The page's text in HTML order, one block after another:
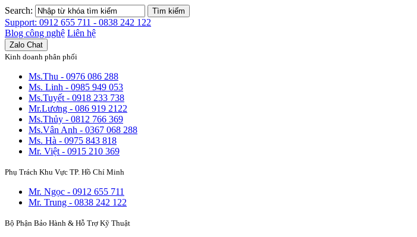
Search: Tìm kiếm
Support: 0912 655 711 - 0838 242 122
Blog công nghệ Liên hệ
Zalo Chat
Kinh doanh phân phối
Ms.Thu - 0976 086 288
Ms. Linh - 0985 949 053
Ms.Tuyết - 0918 233 738
Mr.Lương - 086 919 2122
Ms.Thủy - 0812 766 369
Ms.Vân Anh - 0367 068 288
Ms. Hà - 0975 843 818
Mr. Việt - 0915 210 369
Phụ Trách Khu Vực TP. Hồ Chí Minh
Mr. Ngọc - 0912 655 711
Mr. Trung - 0838 242 122
Bộ Phận Bảo Hành & Hỗ Trợ Kỹ Thuật